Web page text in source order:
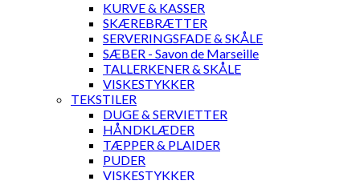
KURVE & KASSER
SKÆREBRÆTTER
SERVERINGSFADE & SKÅLE
SÆBER - Savon de Marseille
TALLERKENER & SKÅLE
VISKESTYKKER
TEKSTILER
DUGE & SERVIETTER
HÅNDKLÆDER
TÆPPER & PLAIDER
PUDER
VISKESTYKKER